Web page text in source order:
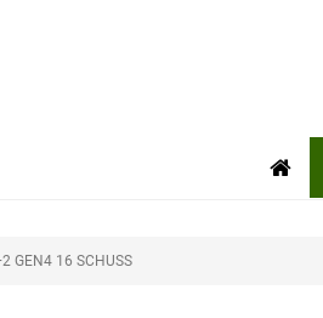
GEN4 16 SCHUSS